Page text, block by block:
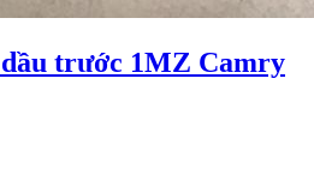
dầu trước 1MZ Camry